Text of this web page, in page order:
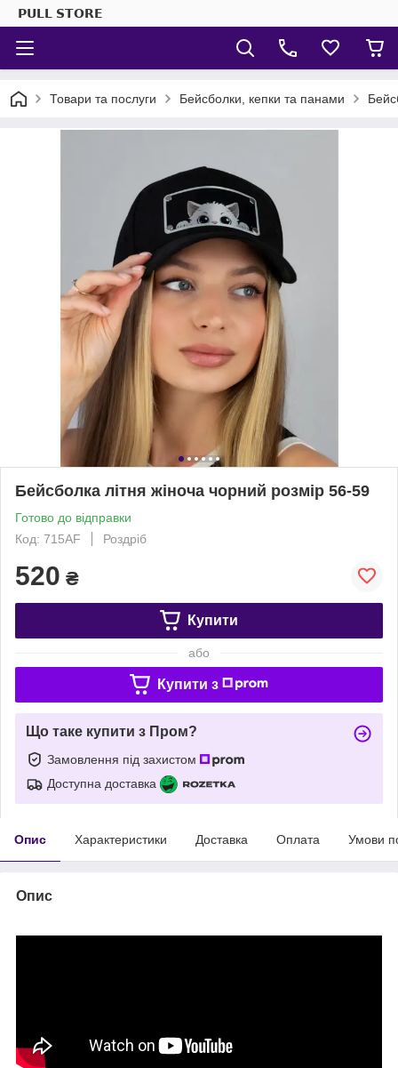
𝗣𝗨𝗟𝗟 𝗦𝗧𝗢𝗥𝗘
Товари та послуги Бейсболки, кепки та панами
Бейсболка літня жіноча чорний розмір 56-59
Готово до відправки
Код: 715АF
Роздріб
520 ₴
Купити
або
Купити з
Що таке купити з Пром?
Замовлення під захистом
Доступна доставка
Опис Характеристики Доставка Оплата Умови
Опис